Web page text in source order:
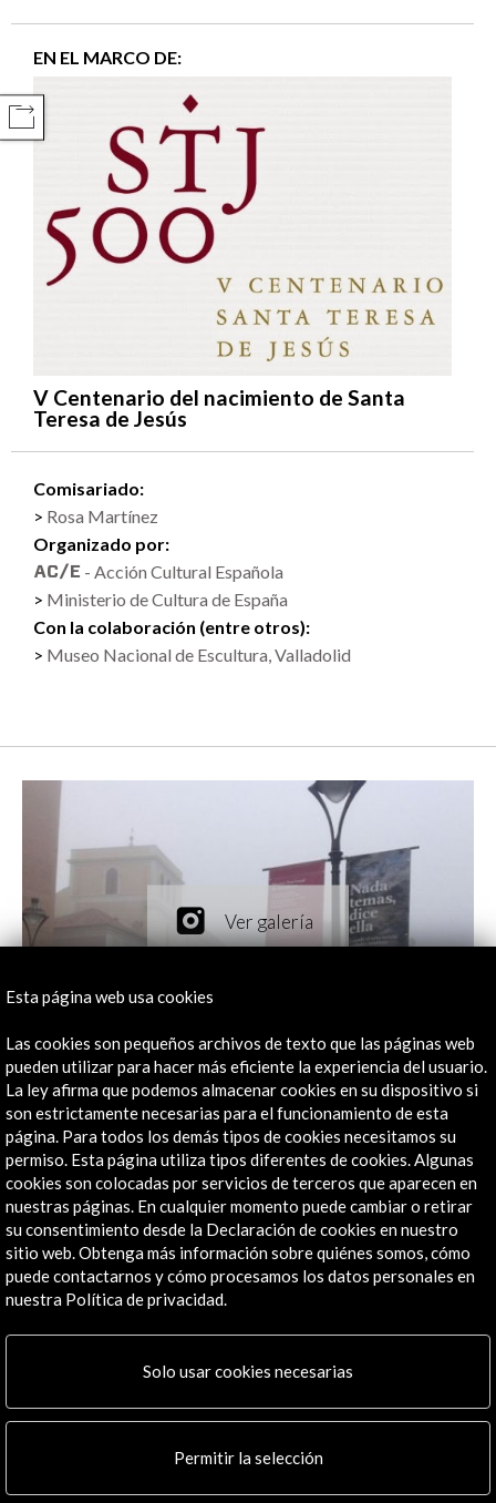
EN EL MARCO DE:
V Centenario del nacimiento de Santa
Teresa de Jesús
Comisariado:
Rosa Martínez
Organizado por:
- Acción Cultural Española
Ministerio de Cultura de España
Con la colaboración (entre otros):
Museo Nacional de Escultura, Valladolid
Esta página web usa cookies
Las cookies son pequeños archivos de texto que las páginas web
pueden utilizar para hacer más eficiente la experiencia del usuario.
La ley afirma que podemos almacenar cookies en su dispositivo si
son estrictamente necesarias para el funcionamiento de esta
página. Para todos los demás tipos de cookies necesitamos su
permiso. Esta página utiliza tipos diferentes de cookies. Algunas
cookies son colocadas por servicios de terceros que aparecen en
nuestras páginas. En cualquier momento puede cambiar o retirar
su consentimiento desde la Declaración de cookies en nuestro
sitio web. Obtenga más información sobre quiénes somos, cómo
puede contactarnos y cómo procesamos los datos personales en
nuestra Política de privacidad.
Solo usar cookies necesarias
Permitir la selección